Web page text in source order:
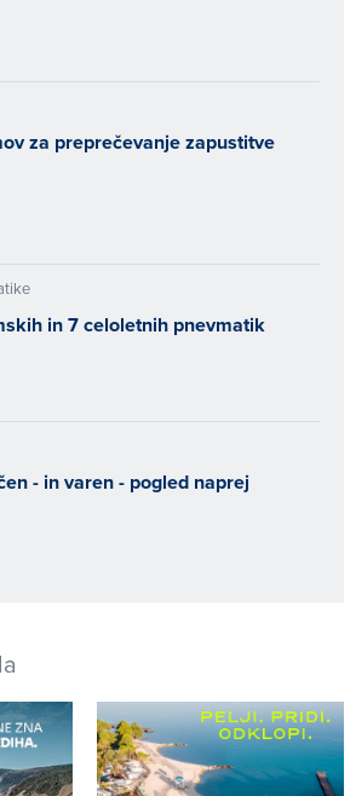
za preprečevanje zapustitve
in 7 celoletnih pnevmatik
- in varen - pogled naprej